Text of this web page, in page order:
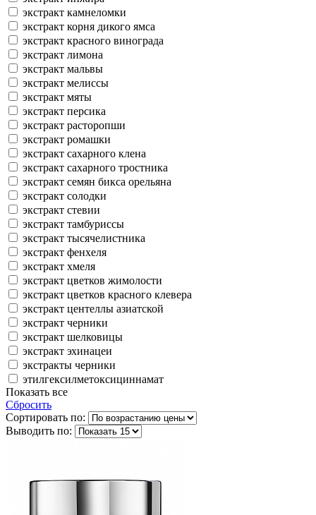
экстракт камнеломки
экстракт корня дикого ямса
экстракт красного винограда
экстракт лимона
экстракт мальвы
экстракт мелиссы
экстракт мяты
экстракт персика
экстракт расторопши
экстракт ромашки
экстракт сахарного клена
экстракт сахарного тростника
экстракт семян бикса орельяна
экстракт солодки
экстракт стевии
экстракт тамбуриссы
экстракт тысячелистника
экстракт фенхеля
экстракт хмеля
экстракт цветков жимолости
экстракт цветков красного клевера
экстракт центеллы азиатской
экстракт черники
экстракт шелковицы
экстракт эхинацеи
экстракты черники
этилгексилметоксициннамат
Показать все
Сбросить
Сортировать по:
Выводить по: